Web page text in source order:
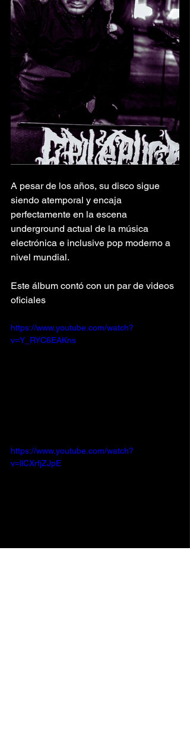
A pesar de los años, su disco sigue
siendo atemporal y encaja
perfectamente en la escena
underground actual de la música
electrónica e inclusive pop moderno a
nivel mundial.
Este álbum contó con un par de videos
oficiales
https://www.youtube.com/watch?
v=Y_RYC6EAKns
https://www.youtube.com/watch?
v=llCXrfjZJpE